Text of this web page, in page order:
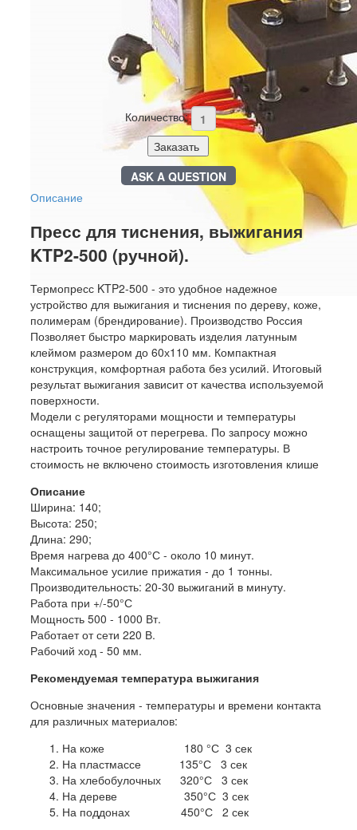
in stock 10000000 товаров
press_burn_KTR2_500
46000 руб
Количество:
Заказать
ASK A QUESTION
Описание
+-
Пресс для тиснения, выжигания
KTP2-500 (ручной).
Термопресс KTP2-500 - это удобное надежное
устройство для выжигания и тиснения по дереву, коже,
полимерам (брендирование). Производство Россия
Позволяет быстро маркировать изделия латунным
клеймом размером до 60х110 мм. Компактная
конструкция, комфортная работа без усилий. Итоговый
результат выжигания зависит от качества используемой
поверхности.
Модели с регуляторами мощности и температуры
оснащены защитой от перегрева. По запросу можно
настроить точное регулирование температуры. В
стоимость не включено стоимость изготовления клише
Описание
Ширина: 140;
Высота: 250;
Длина: 290;
Время нагрева до 400°С - около 10 минут.
Максимальное усилие прижатия - до 1 тонны.
Производительность: 20-30 выжиганий в минуту.
Работа при +/-50°С
Мощность 500 - 1000 Вт.
Работает от сети 220 В.
Рабочий ход - 50 мм.
Рекомендуемая температура выжигания
Основные значения - температуры и времени контакта
для различных материалов:
На коже 180 °С 3 сек
На пластмассе 135°С 3 сек
На хлебобулочных 320°С 3 сек
На дереве 350°С 3 сек
На поддонах 450°С 2 сек